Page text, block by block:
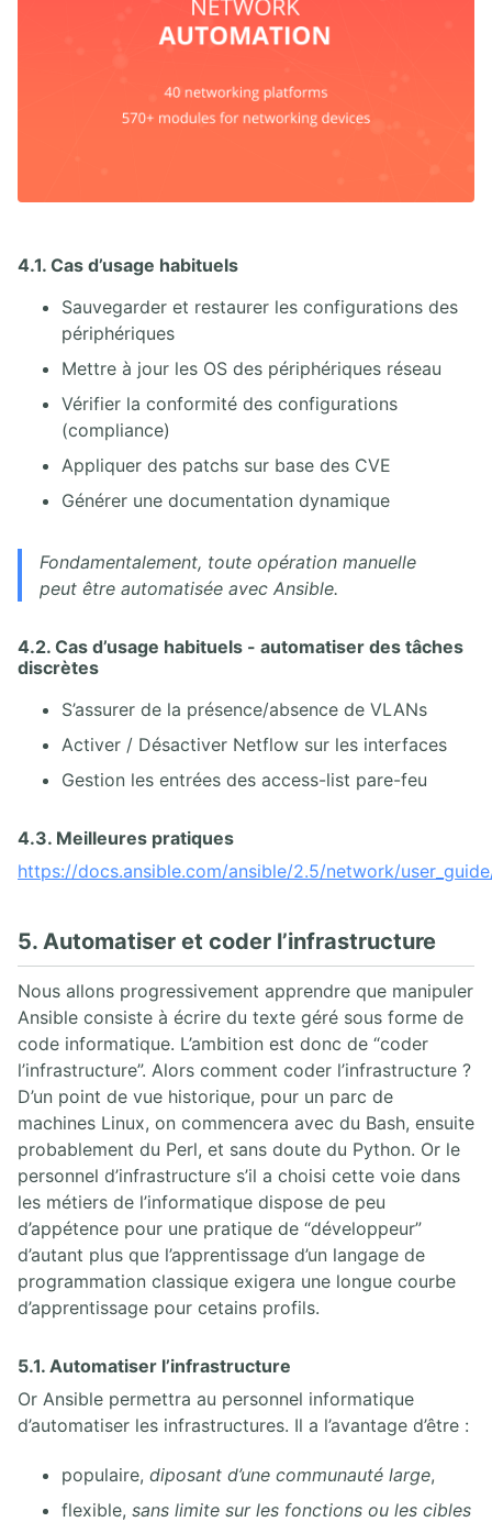
4.1. Cas d’usage habituels
Sauvegarder et restaurer les configurations des
périphériques
Mettre à jour les OS des périphériques réseau
Vérifier la conformité des configurations
(compliance)
Appliquer des patchs sur base des CVE
Générer une documentation dynamique
Fondamentalement, toute opération manuelle
peut être automatisée avec Ansible.
4.2. Cas d’usage habituels - automatiser des tâches
discrètes
S’assurer de la présence/absence de VLANs
Activer / Désactiver Netflow sur les interfaces
Gestion les entrées des access-list pare-feu
4.3. Meilleures pratiques
https://docs.ansible.com/ansible/2.5/network/
5. Automatiser et coder l’infrastructure
Nous allons progressivement apprendre que manipuler
Ansible consiste à écrire du texte géré sous forme de
code informatique. L’ambition est donc de “coder
l’infrastructure”. Alors comment coder l’infrastructure ?
D’un point de vue historique, pour un parc de
machines Linux, on commencera avec du Bash, ensuite
probablement du Perl, et sans doute du Python. Or le
personnel d’infrastructure s’il a choisi cette voie dans
les métiers de l’informatique dispose de peu
d’appétence pour une pratique de “développeur”
d’autant plus que l’apprentissage d’un langage de
programmation classique exigera une longue courbe
d’apprentissage pour cetains profils.
5.1. Automatiser l’infrastructure
Or Ansible permettra au personnel informatique
d’automatiser les infrastructures. Il a l’avantage d’être :
populaire, diposant d’une communauté large,
flexible, sans limite sur les fonctions ou les cibles